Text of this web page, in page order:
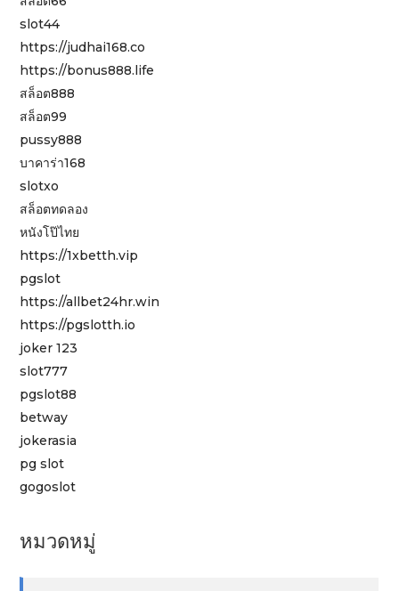
slot44
https://judhai168.co
https://bonus888.life
สล็อต888
สล็อต99
pussy888
บาคาร่า168
slotxo
สล็อตทดลอง
หนังโป๊ไทย
https://1xbetth.vip
pgslot
https://allbet24hr.win
https://pgslotth.io
joker 123
slot777
pgslot88
betway
jokerasia
pg slot
gogoslot
หมวดหมู่